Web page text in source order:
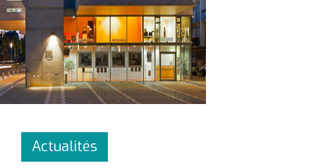
Actualités